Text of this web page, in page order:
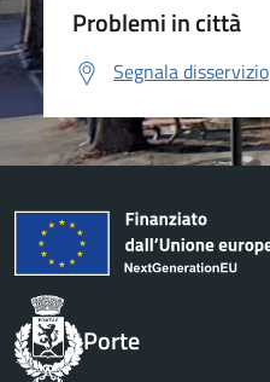
Problemi in città
Segnala disservizio
Porte